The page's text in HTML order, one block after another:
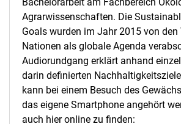
Bachelorarbeit am Fachbereich
Agrarwissenschaften. Die
Goals wurden im Jahr 2015 von den
Nationen als globale Agenda
Audiorundgang erklärt anhand
darin definierten
kann bei einem Besuch des
das eigene Smartphone angehört
auch hier online zu finden: